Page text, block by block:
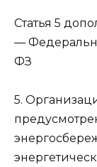
Статья 5
—
ФЗ
5.